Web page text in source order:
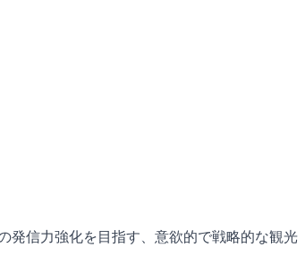
発信力強化を目指す、意欲的で戦略的な観光